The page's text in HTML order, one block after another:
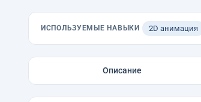
ИСПОЛЬЗУЕМЫЕ НАВЫКИ 2D анимация
Описание